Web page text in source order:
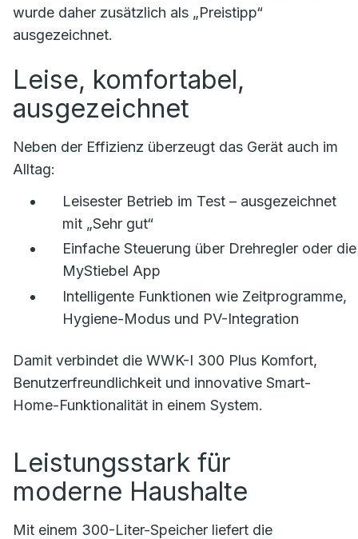
wurde daher zusätzlich als „Preistipp“
ausgezeichnet.
Leise, komfortabel,
ausgezeichnet
Neben der Effizienz überzeugt das Gerät auch im
Alltag:
Leisester Betrieb im Test – ausgezeichnet
mit „Sehr gut“
Einfache Steuerung über Drehregler oder die
MyStiebel App
Intelligente Funktionen wie Zeitprogramme,
Hygiene-Modus und PV-Integration
Damit verbindet die WWK-I 300 Plus Komfort,
Benutzerfreundlichkeit und innovative Smart-
Home-Funktionalität in einem System.
Leistungsstark für
moderne Haushalte
Mit einem 300-Liter-Speicher liefert die